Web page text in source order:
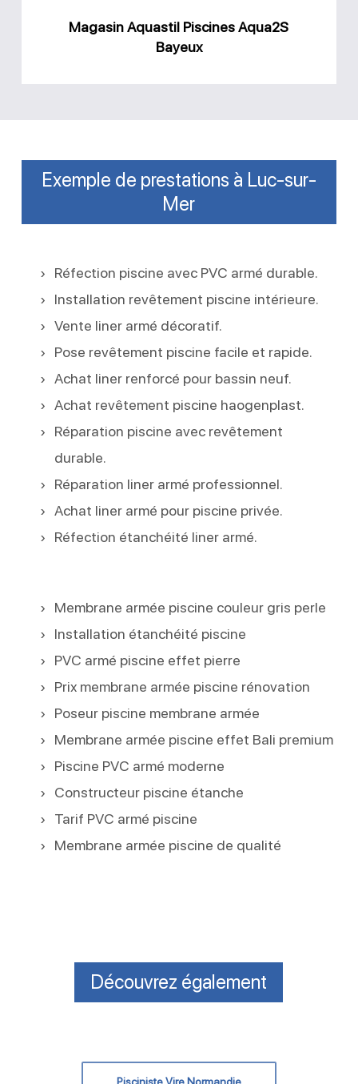
Magasin Aquastil Piscines Aqua2S
Bayeux
Exemple de prestations à Luc-sur-
Mer
Réfection piscine avec PVC armé durable.
Installation revêtement piscine intérieure.
Vente liner armé décoratif.
Pose revêtement piscine facile et rapide.
Achat liner renforcé pour bassin neuf.
Achat revêtement piscine haogenplast.
Réparation piscine avec revêtement
durable.
Réparation liner armé professionnel.
Achat liner armé pour piscine privée.
Réfection étanchéité liner armé.
Membrane armée piscine couleur gris perle
Installation étanchéité piscine
PVC armé piscine effet pierre
Prix membrane armée piscine rénovation
Poseur piscine membrane armée
Membrane armée piscine effet Bali premium
Piscine PVC armé moderne
Constructeur piscine étanche
Tarif PVC armé piscine
Membrane armée piscine de qualité
Découvrez également